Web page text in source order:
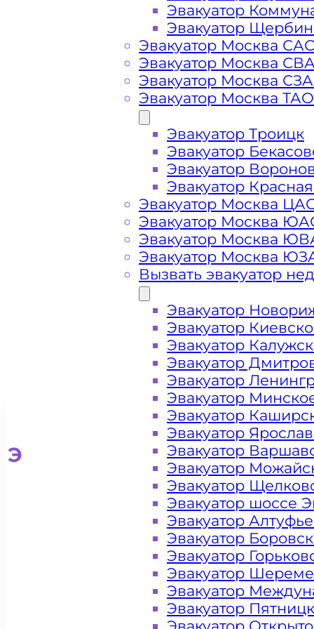
Стоимость
услуг
эвакуатора в
Середниково
Эвакуатор для легковых
Эвакуатор
Эвакуатор
Эвакуатор Москва
Эвакуатор Москва
Эвакуатор Москва
Эвакуатор Москва ТАО
Эвакуатор Троицк
Эвакуатор
Эвакуатор
Эвакуатор
Эвакуатор Москва
Эвакуатор Москва
Эвакуатор Москва
Эвакуатор Москва
Вызвать эвакуатор
Эвакуатор
Эвакуатор
Эвакуатор
Эвакуатор
Эвакуатор
Эвакуатор
Эвакуатор
Эвакуатор
Эвакуатор
Эвакуатор
Эвакуатор
Эвакуатор шоссе
Эвакуатор
Эвакуатор
Эвакуатор
Эвакуатор
Эвакуатор
Эвакуатор